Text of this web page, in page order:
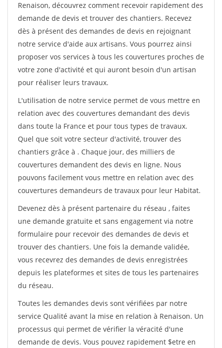
Renaison, découvrez comment recevoir rapidement des
demande de devis et trouver des chantiers. Recevez
dès à présent des demandes de devis en rejoignant
notre service d'aide aux artisans. Vous pourrez ainsi
proposer vos services à tous les couvertures proches de
votre zone d'activité et qui auront besoin d'un artisan
pour réaliser leurs travaux.
L'utilisation de notre service permet de vous mettre en
relation avec des couvertures demandant des devis
dans toute la France et pour tous types de travaux.
Quel que soit votre secteur d'activité, trouver des
chantiers grâce à . Chaque jour, des milliers de
couvertures demandent des devis en ligne. Nous
pouvons facilement vous mettre en relation avec des
couvertures demandeurs de travaux pour leur Habitat.
Devenez dès à présent partenaire du réseau , faites
une demande gratuite et sans engagement via notre
formulaire pour recevoir des demandes de devis et
trouver des chantiers. Une fois la demande validée,
vous recevrez des demandes de devis enregistrées
depuis les plateformes et sites de tous les partenaires
du réseau.
Toutes les demandes devis sont vérifiées par notre
service Qualité avant la mise en relation à Renaison. Un
processus qui permet de vérifier la véracité d'une
demande de devis. Vous pouvez rapidement $etre en